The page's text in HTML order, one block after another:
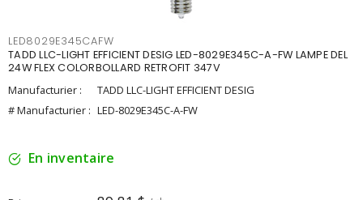
LED8029E345CAFW
TADD LLC-LIGHT EFFICIENT DESIG LED-8029E345C-A-FW LAMPE DEL
24W FLEX COLORBOLLARD RETROFIT 347V
Manufacturier :
TADD LLC-LIGHT EFFICIENT DESIG
# Manufacturier : LED-8029E345C-A-FW
En inventaire